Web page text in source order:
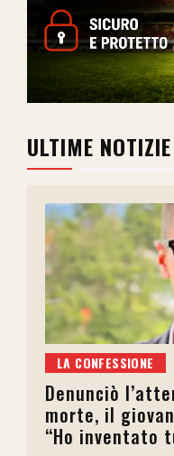
ULTIME NOTIZIE
LA CONFESSIONE
Denunciò
morte, il
“Ho inventato